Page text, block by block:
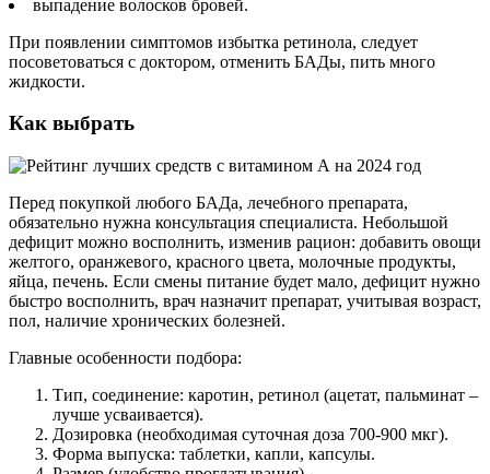
выпадение волосков бровей.
При появлении симптомов избытка ретинола, следует
посоветоваться с доктором, отменить БАДы, пить много
жидкости.
Как выбрать
Перед покупкой любого БАДа, лечебного препарата,
обязательно нужна консультация специалиста. Небольшой
дефицит можно восполнить, изменив рацион: добавить овощи
желтого, оранжевого, красного цвета, молочные продукты,
яйца, печень. Если смены питание будет мало, дефицит нужно
быстро восполнить, врач назначит препарат, учитывая возраст,
пол, наличие хронических болезней.
Главные особенности подбора:
Тип, соединение: каротин, ретинол (ацетат, пальминат –
лучше усваивается).
Дозировка (необходимая суточная доза 700-900 мкг).
Форма выпуска: таблетки, капли, капсулы.